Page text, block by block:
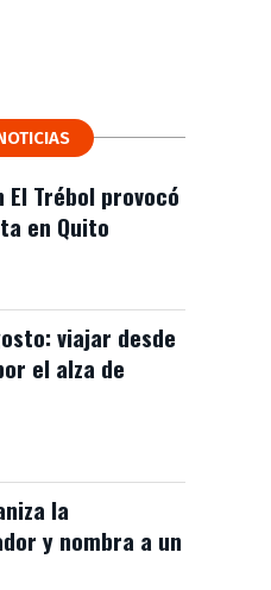
Trébol provocó
en Quito
viajar desde
el alza de
la
y nombra a un